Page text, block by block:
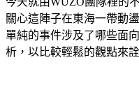
關心這陣子在東海一帶動
單純的事件涉及了哪些面
析，以比較輕鬆的觀點來